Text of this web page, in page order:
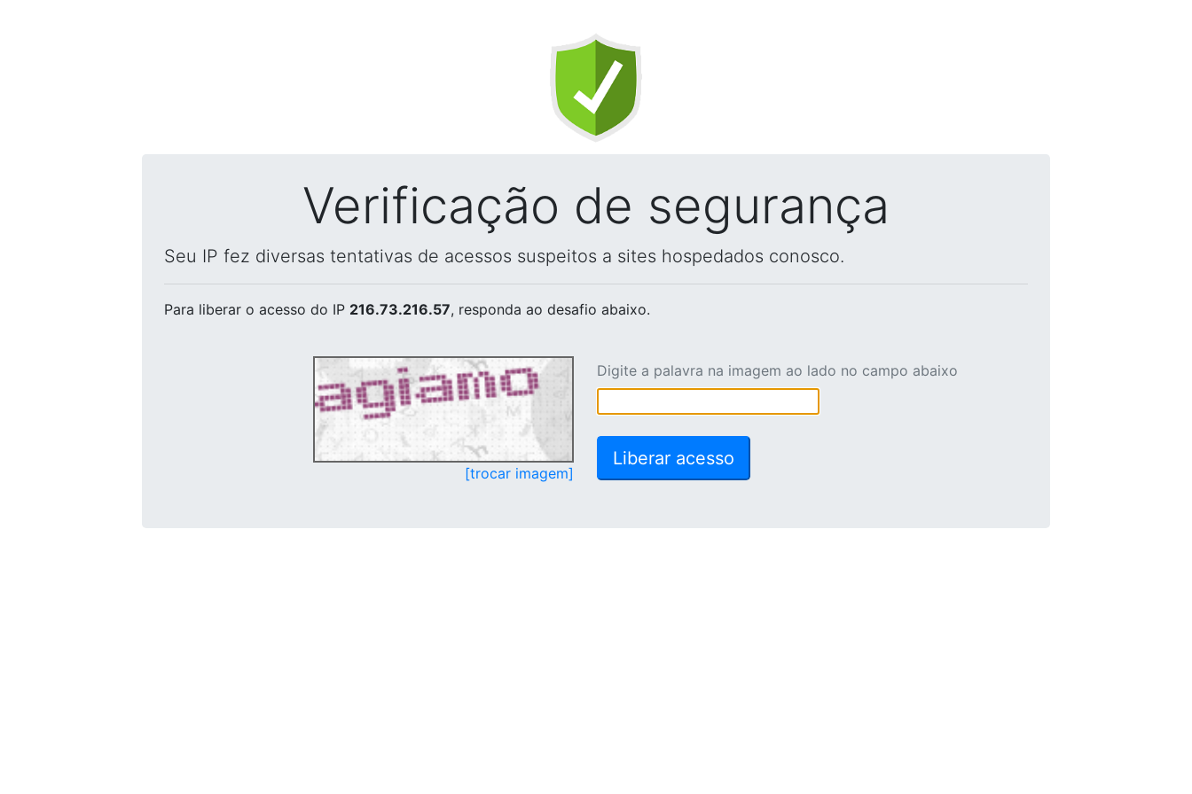
Verificação de segurança
Seu IP fez diversas tentativas de acessos suspeitos a sites hospedados conosco.
Para liberar o acesso do IP 216.73.216.57, responda ao desafio abaixo.
[trocar imagem]
Digite a palavra na imagem ao lado no campo abaixo